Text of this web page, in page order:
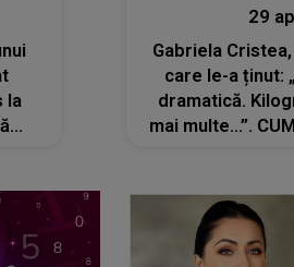
la
29
Gabriela
care le-a ținut:
dramatică.
mai multe...”.